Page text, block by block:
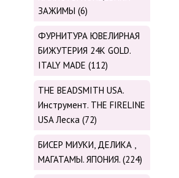
ЗАЖИМЫ (6)
ФУРНИТУРА ЮВЕЛИРНАЯ
БИЖУТЕРИЯ 24К GOLD.
ITALY MADE (112)
THE BEADSMITH USA.
Инструмент. THE FIRELINE
USA Леска (72)
БИСЕР МИУКИ, ДЕЛИКА ,
МАГАТАМЫ. ЯПОНИЯ. (224)